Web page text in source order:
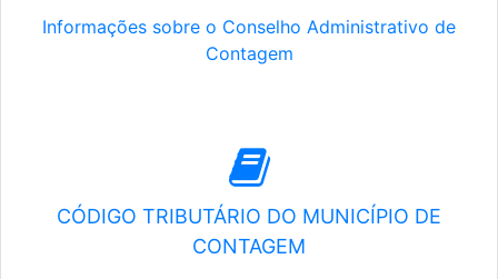
Informações sobre o Conselho Administrativo de
Contagem
CÓDIGO TRIBUTÁRIO DO MUNICÍPIO DE
CONTAGEM